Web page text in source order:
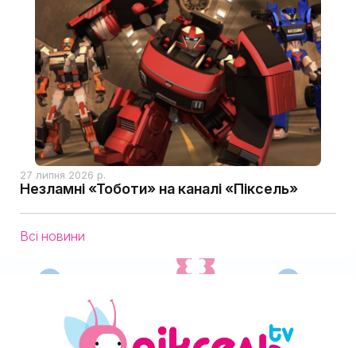
27 липня 2026 р.
Незламні «Тоботи» на каналі «Піксель»
Всі новини